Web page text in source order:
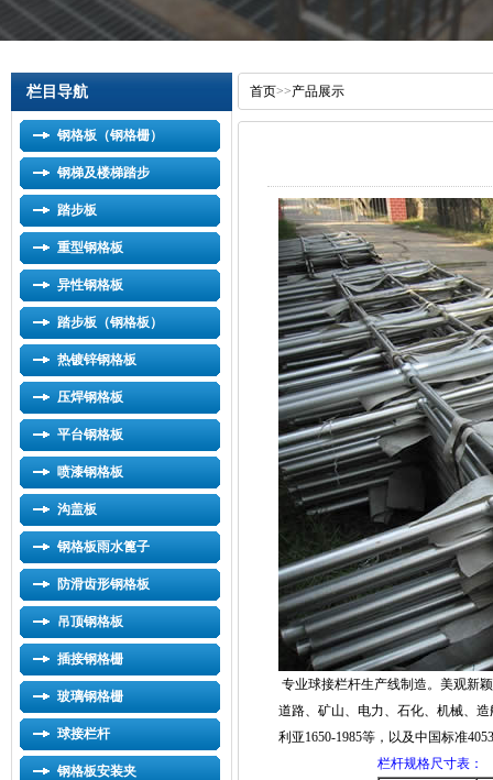
栏目导航
钢格板（钢格栅）
钢梯及楼梯踏步
踏步板
重型钢格板
异性钢格板
踏步板（钢格板）
热镀锌钢格板
压焊钢格板
平台钢格板
喷漆钢格板
沟盖板
钢格板雨水篦子
防滑齿形钢格板
吊顶钢格板
插接钢格栅
玻璃钢格栅
球接栏杆
钢格板安装夹
首页>>产品展示
专业球接栏杆生产线制造。美观新
道路、矿山、电力、石化、机械、
利亚1650-1985等，以及中国标准
栏杆规格尺寸表：